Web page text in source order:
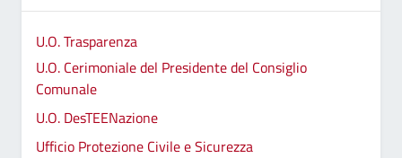
U.O. Trasparenza
U.O. Cerimoniale del Presidente del Consiglio
Comunale
U.O. DesTEENazione
Ufficio Protezione Civile e Sicurezza